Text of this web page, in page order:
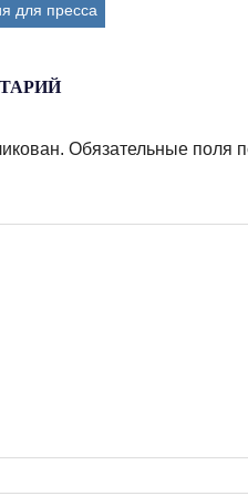
для пресса
Обязательные поля